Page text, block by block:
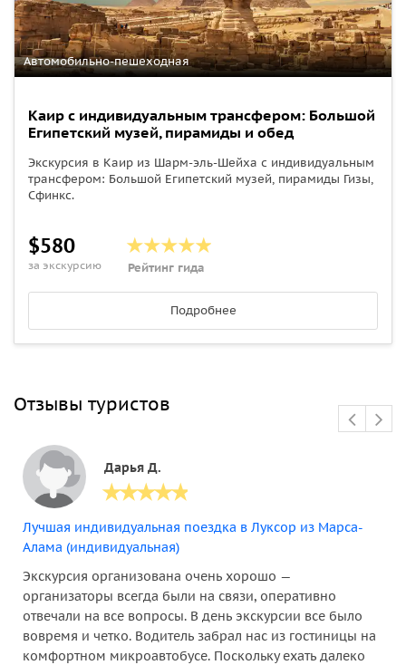
Автомобильно-пешеходная
Каир с индивидуальным трансфером: Большой
Египетский музей, пирамиды и обед
Экскурсия в Каир из Шарм-эль-Шейха с индивидуальным
трансфером: Большой Египетский музей, пирамиды Гизы,
Сфинкс.
$580
за экскурсию Рейтинг гида
Подробнее
Отзывы туристов
Дарья Д.
Лучшая индивидуальная поездка в Луксор из Марса-
Алама (индивидуальная)
Экскурсия организована очень хорошо —
организаторы всегда были на связи, оперативно
отвечали на все вопросы. В день экскурсии все было
вовремя и четко. Водитель забрал нас из гостиницы на
комфортном микроавтобусе. Поскольку ехать далеко